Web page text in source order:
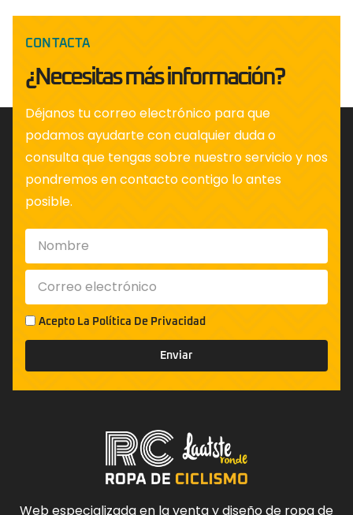
CONTACTA
¿Necesitas más información?
Déjanos tu correo electrónico para que
podamos ayudarte con cualquier duda o
consulta que tengas sobre nuestro servicio y nos
pondremos en contacto contigo lo antes
posible.
Acepto La Política De Privacidad
Enviar
Web especializada en la venta y diseño de ropa de